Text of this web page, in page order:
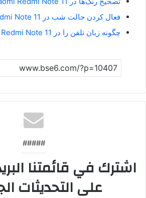
فعال کردن حالت شب در Xiaomi Redmi Note 11
چگونه زبان تلفن را در Xiaomi Redmi Note 11 تغییر دهیم؟
#####
اشترك في قائمتنا
على التحديثات